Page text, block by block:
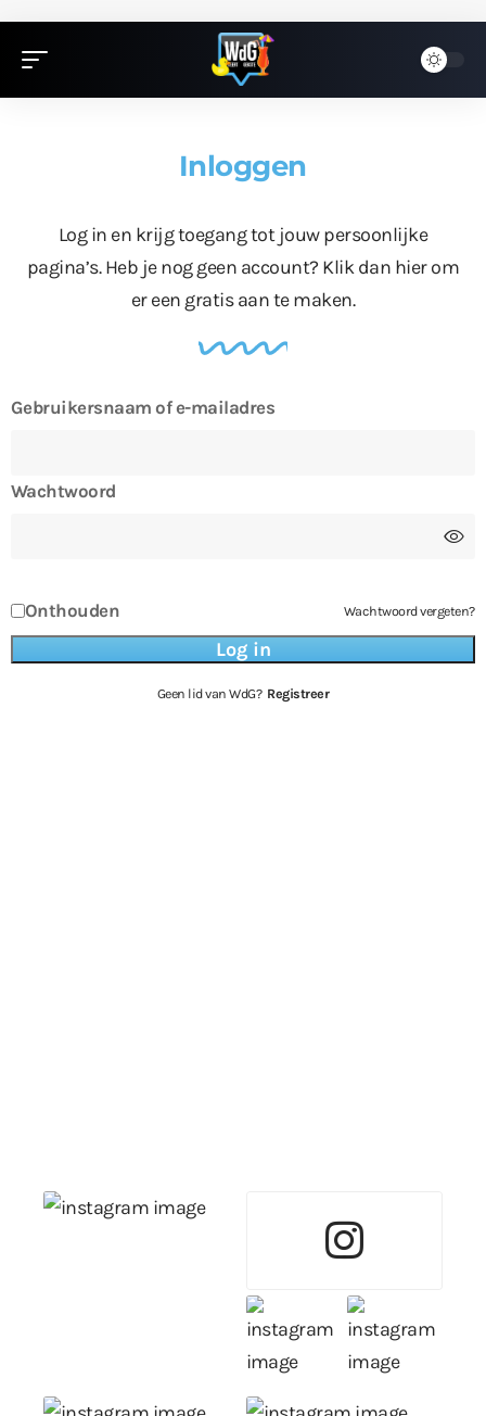
Inloggen
Log in en krijg toegang tot jouw persoonlijke
pagina’s. Heb je nog geen account? Klik dan hierom
er een gratis aan te maken.
Gebruikersnaam of e-mailadres
Wachtwoord
Onthouden Wachtwoord vergeten?
Geen lid van WdG? Registreer